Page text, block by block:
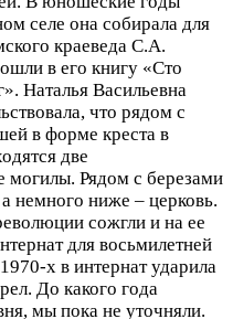
селе она собирала для
краеведа С.А.
в его книгу «Сто
Наталья Васильевна
что рядом с
в форме креста в
две
могилы. Рядом с березами
немного ниже – церковь.
сожгли и на ее
для восьмилетней
х в интернат ударила
До какого года
мы пока не уточняли.